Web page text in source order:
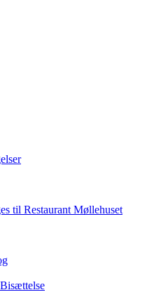
til Restaurant Møllehuset